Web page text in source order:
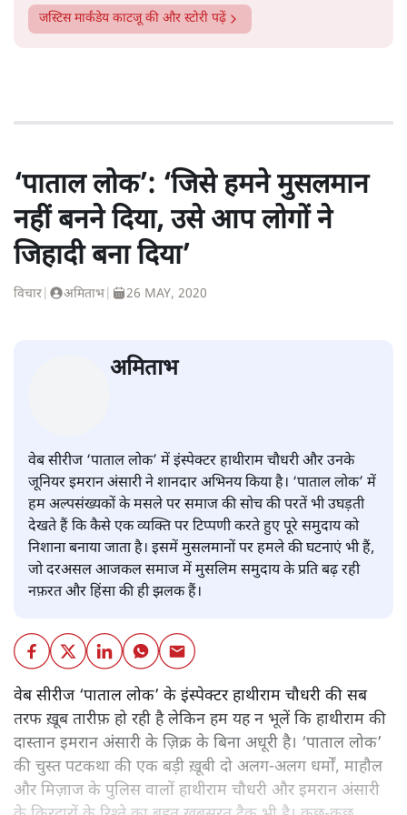
जस्टिस मार्कंडेय काटजूकी और स्टोरी पढ़ें
‘पाताल लोक’: ‘जिसे हमने मुसलमान
नहीं बनने दिया, उसे आप लोगों ने
जिहादी बना दिया’
विचार अमिताभ 26 MAY, 2020
अमिताभ
वेब सीरीज ‘पाताल लोक’ में इंस्पेक्टर हाथीराम चौधरी और उनके
जूनियर इमरान अंसारी ने शानदार अभिनय किया है। ‘पाताल लोक’ में
हम अल्पसंख्यकों के मसले पर समाज की सोच की परतें भी उघड़ती
देखते हैं कि कैसे एक व्यक्ति पर टिप्पणी करते हुए पूरे समुदाय को
निशाना बनाया जाता है। इसमें मुसलमानों पर हमले की घटनाएं भी हैं,
जो दरअसल आजकल समाज में मुसलिम समुदाय के प्रति बढ़ रही
नफ़रत और हिंसा की ही झलक हैं।